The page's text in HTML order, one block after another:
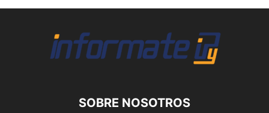
SOBRE NOSOTROS